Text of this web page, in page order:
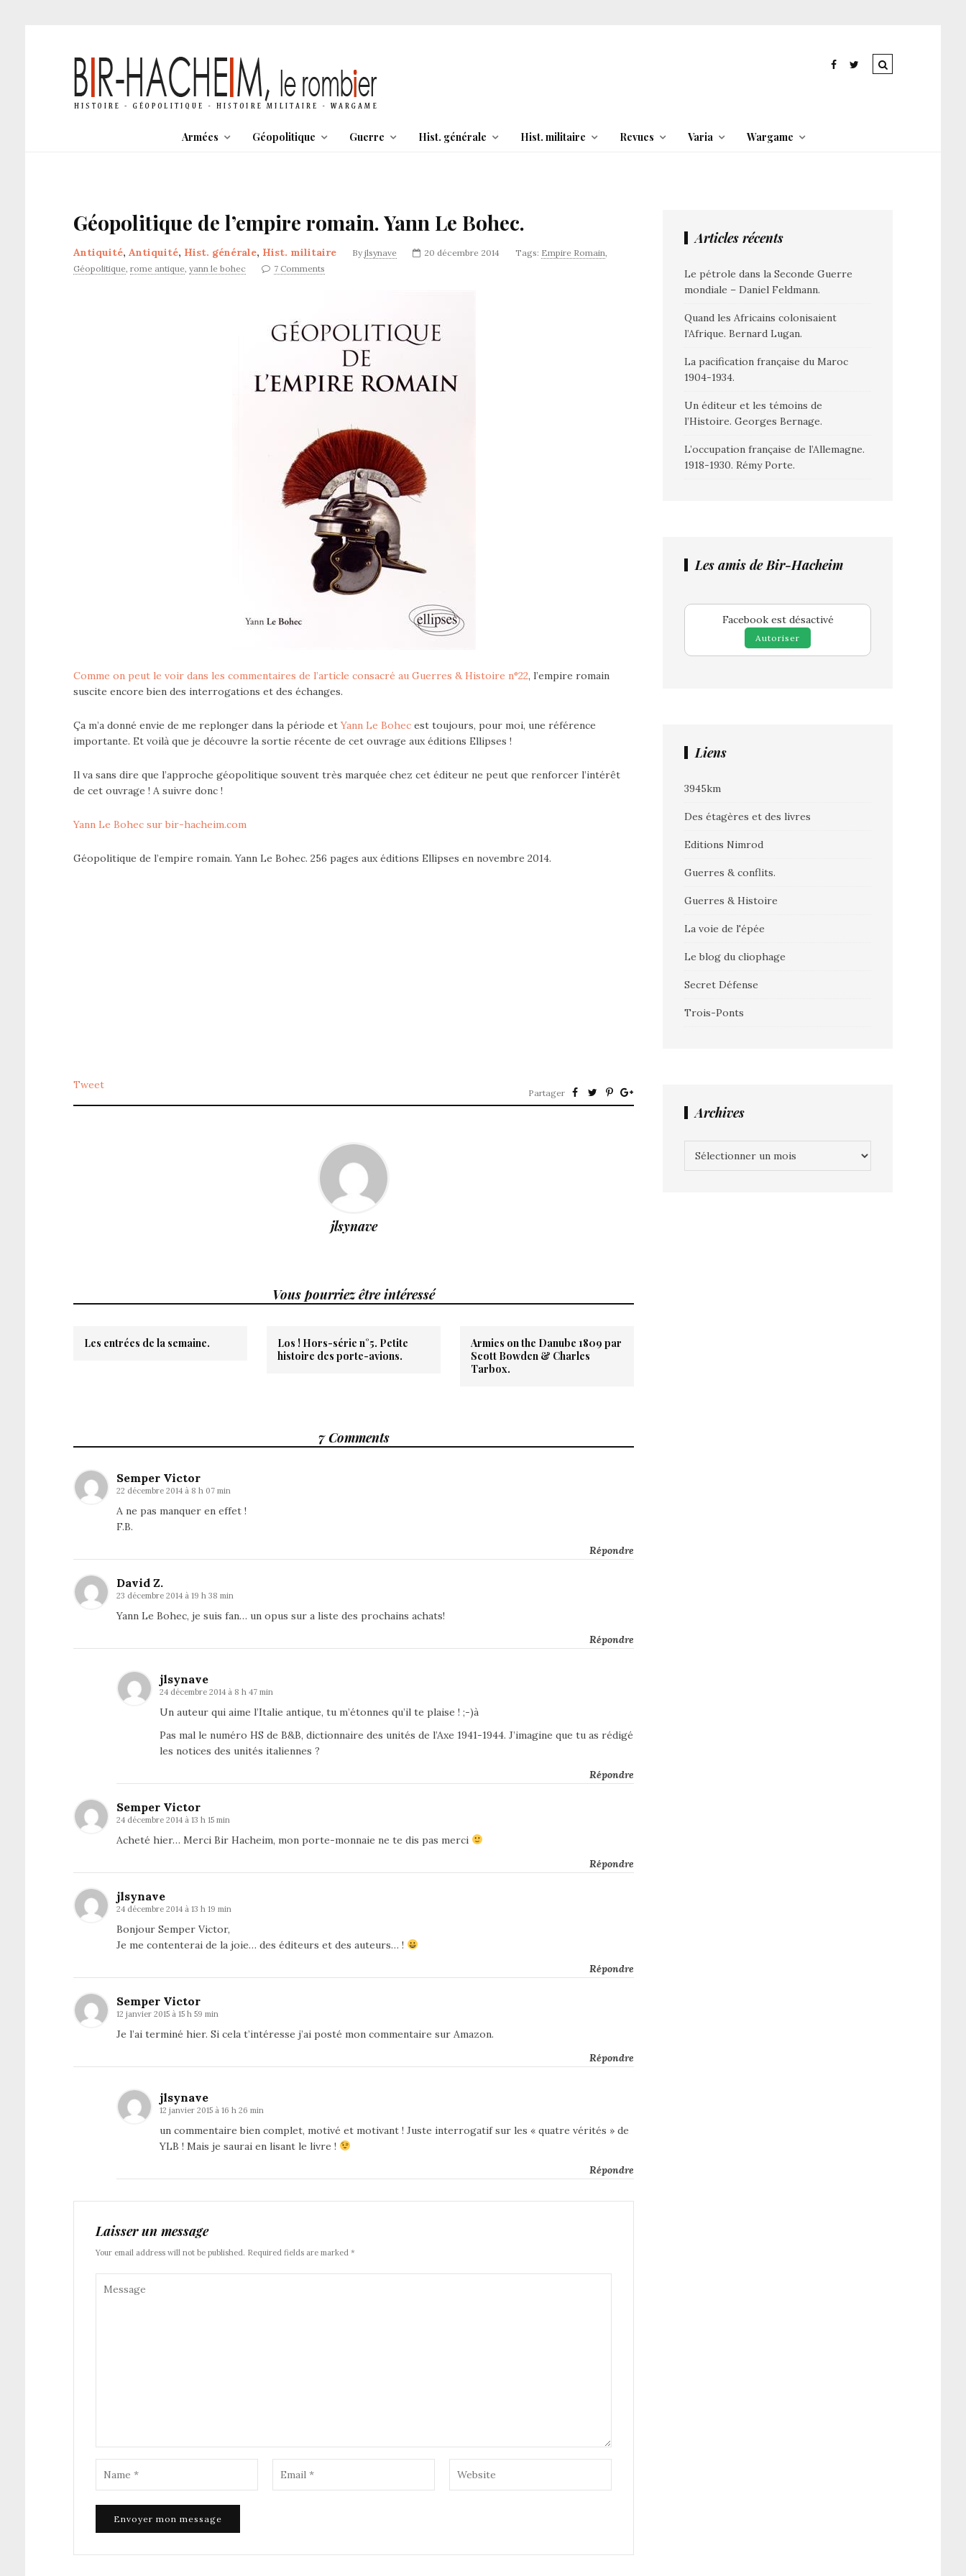
Armées Géopolitique Guerre Hist. générale Hist. militaire Revues Varia Wargame
Géopolitique de l’empire romain. Yann Le Bohec.
Antiquité, Antiquité, Hist. générale, Hist. militaire By jlsynave 20 décembre 2014 Tags: Empire Romain,
Géopolitique, rome antique, yann le bohec 7 Comments
Comme on peut le voir dans les commentaires de l’article consacré au Guerres & Histoire n°22, l’empire romain
suscite encore bien des interrogations et des échanges.
Ça m’a donné envie de me replonger dans la période etYann Le Bohec est toujours, pour moi, une référence
importante. Et voilà que je découvre la sortie récente de cet ouvrage aux éditions Ellipses !
Il va sans dire que l’approche géopolitique souvent très marquée chez cet éditeur ne peut que renforcer l’intérêt
de cet ouvrage ! A suivre donc !
Yann Le Bohec sur bir-hacheim.com
Géopolitique de l’empire romain. Yann Le Bohec. 256 pages aux éditions Ellipses en novembre 2014.
Tweet
Partager
jlsynave
Vous pourriez être intéressé
Les entrées de la semaine.
Los ! Hors-série n°5. Petite
histoire des porte-avions.
Armies on the Danube 1809 par
Scott Bowden & Charles
Tarbox.
7 Comments
Semper Victor
22 décembre 2014 à 8 h 07 min
A ne pas manquer en effet !
F.B.
Répondre
David Z.
23 décembre 2014 à 19 h 38 min
Yann Le Bohec, je suis fan… un opus sur a liste des prochains achats!
Répondre
jlsynave
24 décembre 2014 à 8 h 47 min
Un auteur qui aime l’Italie antique, tu m’étonnes qu’il te plaise ! ;-)à
Pas mal le numéro HS de B&B, dictionnaire des unités de l’Axe 1941-1944. J’imagine que tu as rédigé
les notices des unités italiennes ?
Répondre
Semper Victor
24 décembre 2014 à 13 h 15 min
Acheté hier… Merci Bir Hacheim, mon porte-monnaie ne te dis pas merci
Répondre
jlsynave
24 décembre 2014 à 13 h 19 min
Bonjour Semper Victor,
Je me contenterai de la joie… des éditeurs et des auteurs… !
Répondre
Semper Victor
12 janvier 2015 à 15 h 59 min
Je l’ai terminé hier. Si cela t’intéresse j’ai posté mon commentaire sur Amazon.
Répondre
jlsynave
12 janvier 2015 à 16 h 26 min
un commentaire bien complet, motivé et motivant ! Juste interrogatif sur les « quatre vérités » de
YLB ! Mais je saurai en lisant le livre !
Répondre
Laisser un message
Your email address will not be published. Required fields are marked *
Articles récents
Le pétrole dans la Seconde Guerre
mondiale – Daniel Feldmann.
Quand les Africains colonisaient
l’Afrique. Bernard Lugan.
La pacification française du Maroc
1904-1934.
Un éditeur et les témoins de
l’Histoire. Georges Bernage.
L’occupation française de l’Allemagne.
1918-1930. Rémy Porte.
Les amis de Bir-Hacheim
Facebook est désactivé
Autoriser
Liens
3945km
Des étagères et des livres
Editions Nimrod
Guerres & conflits.
Guerres & Histoire
La voie de l'épée
Le blog du cliophage
Secret Défense
Trois-Ponts
Archives